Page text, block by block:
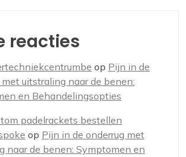
reacties
op Pijn in de
met uitstraling naar de benen:
en Behandelingsopties
padelrackets bestellen
op Pijn in de onderrug met
naar de benen: Symptomen en